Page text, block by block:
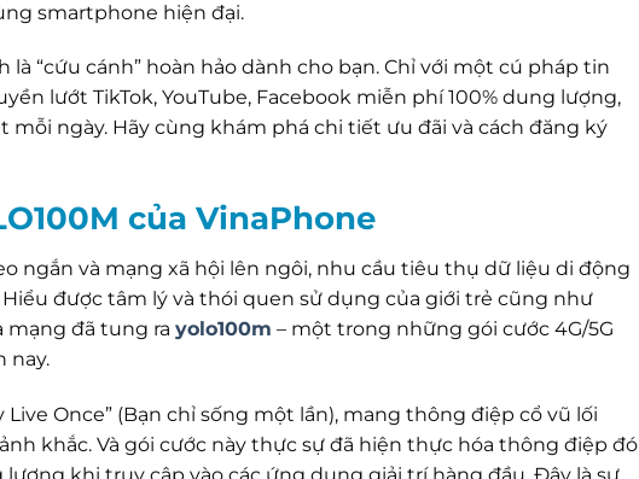
smartphone hiện đại.
là “cứu cánh” hoàn hảo dành cho bạn. Chỉ với một cú pháp tin
lướt TikTok, YouTube, Facebook miễn phí 100% dung lượng,
ngày. Hãy cùng khám phá chi tiết ưu đãi và cách đăng ký
của VinaPhone
ngắn và mạng xã hội lên ngôi, nhu cầu tiêu thụ dữ liệu di động
được tâm lý và thói quen sử dụng của giới trẻ cũng như
mạng đã tung ra yolo100m – một trong những gói cước 4G/5G
nay.
Live Once” (Bạn chỉ sống một lần), mang thông điệp cổ vũ lối
khắc. Và gói cước này thực sự đã hiện thực hóa thông điệp đó